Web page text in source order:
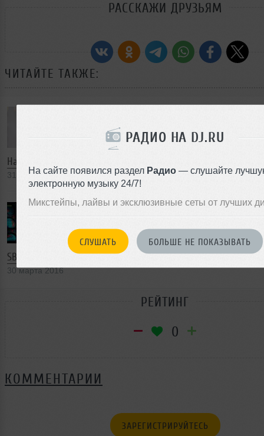
РАДИО НА DJ.RU
На сайте появился раздел Радио — слушайте
электронную музыку 24/7!
Микстейпы, лайвы и эксклюзивные сеты от лучших
СЛУШАТЬ БОЛЬШЕ НЕ ПОКАЗЫВАТЬ
РАССКАЖИ ДРУЗЬЯМ
ЧИТАЙТЕ ТАКЖЕ:
На Glastonbury устроят грандиозный трибьют David Bowie
31 марта 2016
SBTRKT выпустил новый альбом
30 марта 2016
РЕЙТИНГ
0
КОММЕНТАРИИ
ЗАРЕГИСТРИРУЙТЕСЬ